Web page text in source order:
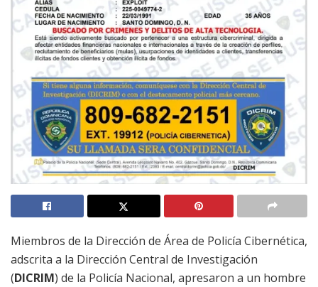
Miembros de la Dirección de Área de Policía Cibernética,
adscrita a la Dirección Central de Investigación
(DICRIM) de la Policía Nacional, apresaron a un hombre